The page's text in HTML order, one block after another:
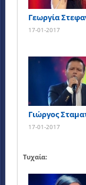
Γεωργία
17-01-2017
Γιώργος
17-01-2017
Τυχαία: